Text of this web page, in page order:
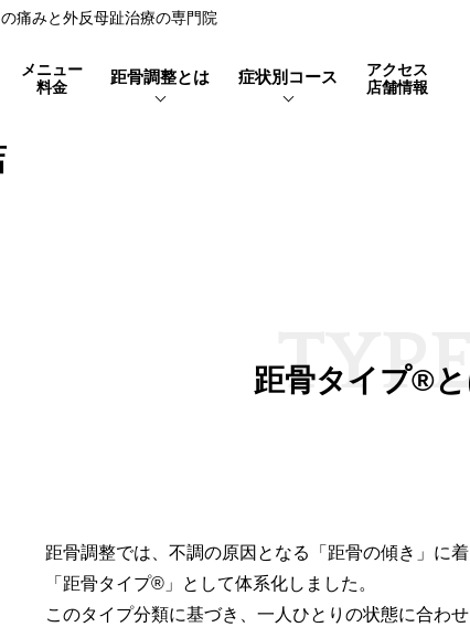
メニュー
料金
距骨調整とは 症状別コース
立ち仕事で足がだるい
アクセス
店舗情報
痛みと外反母趾治療の専門院
距骨タイプ®
TYP
距骨調整では、不調の原因となる「距骨の傾き」に
「距骨タイプ®︎」として体系化しました。
このタイプ分類に基づき、一人ひとりの状態に合わ